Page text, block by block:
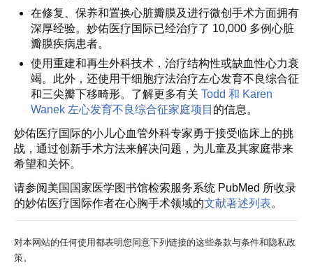
在修复、保养和置换心脏瓣膜及进行微创手术方面拥有
深厚经验。妙佑医疗国际已经治疗了 10,000 多例心脏
瓣膜疾病患者。
使用重建和再生外科技术，治疗结构性或缺血性心力衰
竭。此外，还使用干细胞疗法治疗左心发育不良综合征
和三尖瓣下移畸形。了解更多有关 Todd 和 Karen
Wanek 左心发育不良综合征家庭项目 的信息。
妙佑医疗国际的小儿心血管外科专家勇于接受临床上的挑
战，通过创新手术方法来解决问题，为儿童及其家庭带来
希望和关怀。
请参阅美国国家医学图书馆检索服务系统 PubMed 所收录
的妙佑医疗国际作者在心胸手术领域的文献著述列表。
对本网站的任何使用都表明您同意下列链接的这些条款与条件和隐私政
策。